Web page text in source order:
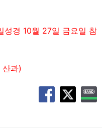
성경 10월 27일 금요일 참
과)